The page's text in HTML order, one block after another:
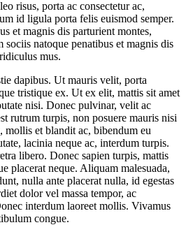
risus, porta ac consectetur ac,
id ligula porta felis euismod semper.
et magnis dis parturient montes,
sociis natoque penatibus et magnis dis
mus.
dapibus. Ut mauris velit, porta
tristique ex. Ut ex elit, mattis sit amet
nisi. Donec pulvinar, velit ac
rutrum turpis, non posuere mauris nisi
et blandit ac, bibendum eu
lacinia neque ac, interdum turpis.
libero. Donec sapien turpis, mattis
placerat neque. Aliquam malesuada,
nulla ante placerat nulla, id egestas
dolor vel massa tempor, ac
interdum laoreet mollis. Vivamus
congue.